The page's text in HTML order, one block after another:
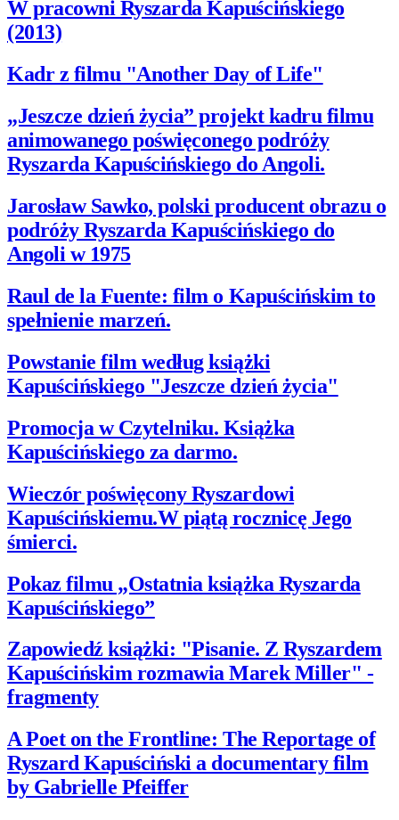
W pracowni Ryszarda Kapuścińskiego
(2013)
Kadr z filmu "Another Day of Life"
„Jeszcze dzień życia” projekt kadru filmu
animowanego poświęconego podróży
Ryszarda Kapuścińskiego do Angoli.
Jarosław Sawko, polski producent obrazu o
podróży Ryszarda Kapuścińskiego do
Angoli w 1975
Raul de la Fuente: film o Kapuścińskim to
spełnienie marzeń.
Powstanie film według książki
Kapuścińskiego "Jeszcze dzień życia"
Promocja w Czytelniku. Książka
Kapuścińskiego za darmo.
Wieczór poświęcony Ryszardowi
Kapuścińskiemu.W piątą rocznicę Jego
śmierci.
Pokaz filmu „Ostatnia książka Ryszarda
Kapuścińskiego”
Zapowiedź książki: "Pisanie. Z Ryszardem
Kapuścińskim rozmawia Marek Miller" -
fragmenty
A Poet on the Frontline: The Reportage of
Ryszard Kapuściński a documentary film
by Gabrielle Pfeiffer